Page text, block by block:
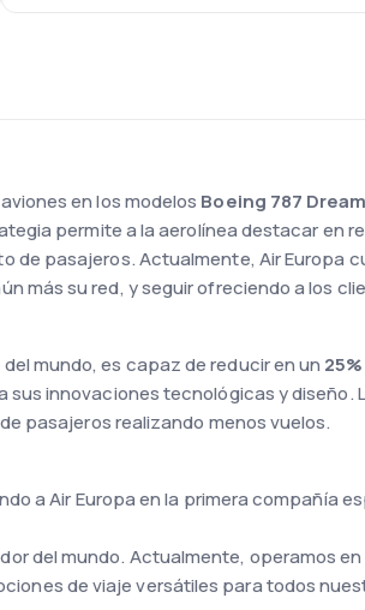
en los modelos Boeing 787
permite a la aerolínea destacar en
pasajeros. Actualmente, Air Europa
más su red, y seguir ofreciendo a los
mundo, es capaz de reducir en un
sus innovaciones tecnológicas y diseño.
pasajeros realizando menos vuelos.
a Air Europa en la primera compañía
del mundo. Actualmente, operamos en
de viaje versátiles para todos